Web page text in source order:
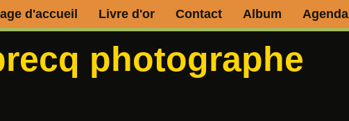
d'accueil Livre d'or Contact Album Agenda
photographe